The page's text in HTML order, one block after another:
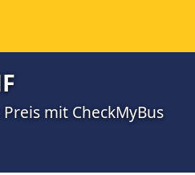
mit CheckMyBus